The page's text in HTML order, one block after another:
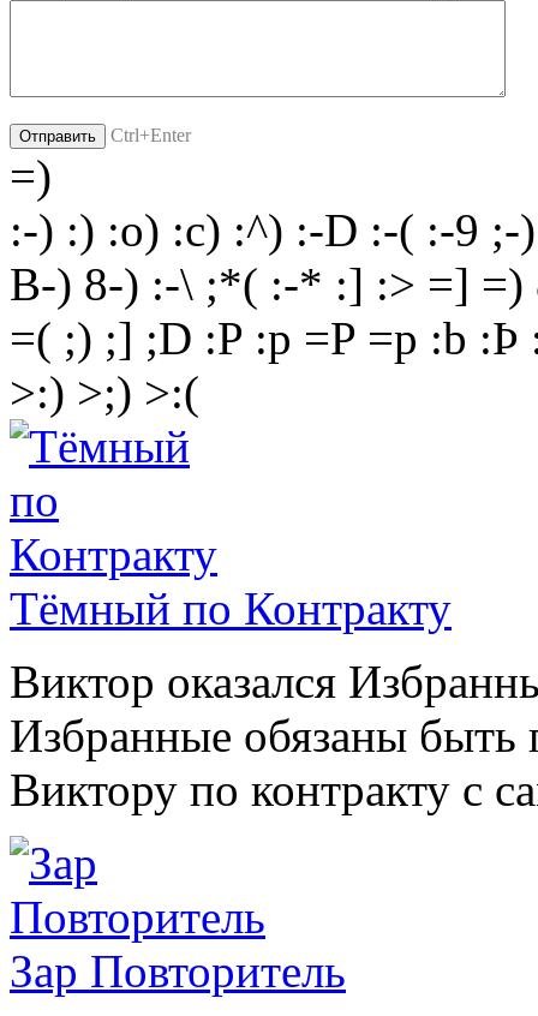
Ctrl+Enter
=)
:-) :) :o) :c) :^) :-D :-( :-9 ;-)
B-) 8-) :-\ ;*( :-* :] :> =] =)
=( ;) ;] ;D :P :p =P =p :b :Þ
>:) >;) >:(
Тёмный по Контракту
Виктор оказался
Избранные обязаны
Виктору по контракту с
Зар Повторитель